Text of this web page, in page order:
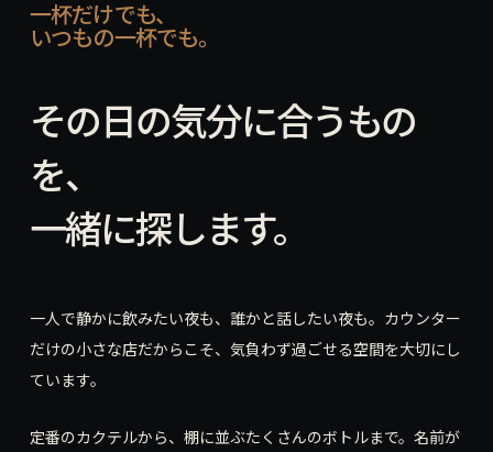
一杯だけでも、
いつもの一杯でも。
その日の気分に合うもの
を、
一緒に探します。
一人で静かに飲みたい夜も、誰かと話したい夜も。カウンター
だけの小さな店だからこそ、気負わず過ごせる空間を大切にし
ています。
定番のカクテルから、棚に並ぶたくさんのボトルまで。名前が